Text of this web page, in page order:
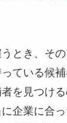
とき、そ
ている候
を見つけ
企業に合